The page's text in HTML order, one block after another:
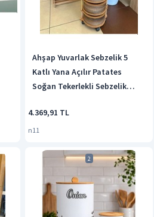
Ahşap Yuvarlak Sebzelik 5
Katlı Yana Açılır Patates
Soğan Tekerlekli Sebzelik
4.369,91 TL
n11
2